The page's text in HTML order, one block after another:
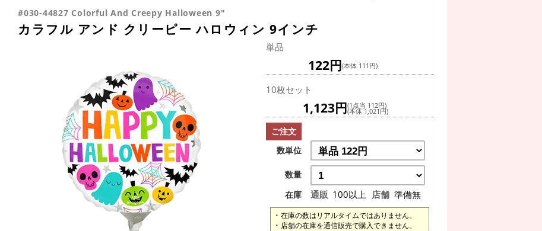
#030-44827 Colorful And Creepy Halloween 9"
カラフル アンド クリーピー ハロウィン 9インチ
単品
122円(本体 111円)
10枚セット
1,123円(1点当 112円)
(本体 1,021円)
ご注文
数単位
数量
在庫
通販 100以上 店舗 準備無
在庫の数はリアルタイムではありません。
店舗の在庫を通信販売で購入できません。